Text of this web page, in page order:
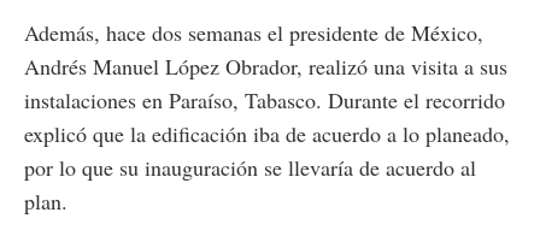
Además, hace dos semanas el presidente de México,
Andrés Manuel López Obrador, realizó una visita a sus
instalaciones en Paraíso, Tabasco. Durante el recorrido
explicó que la edificación iba de acuerdo a lo planeado,
por lo que su inauguración se llevaría de acuerdo al
plan.